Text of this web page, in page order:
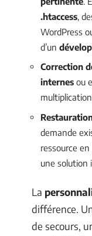
.htaccess,
WordPress
d’un
Correction
internes ou
demande
ressource
une solution
La
différence.
de secours,